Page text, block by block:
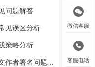
问题解答
见误区分析
策略分析
者署名问题探讨
微信客服
客服电话